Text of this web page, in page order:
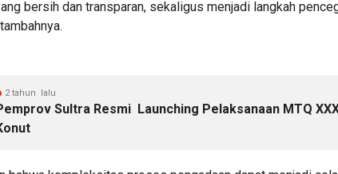
bersih dan transparan, sekaligus menjadi langkah
2 tahun lalu
Sultra Resmi Launching Pelaksanaan MTQ